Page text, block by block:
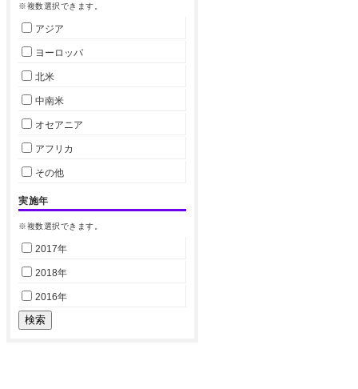
※複数選択できます。
アジア
ヨーロッパ
北米
中南米
オセアニア
アフリカ
その他
実施年
※複数選択できます。
2017年
2018年
2016年